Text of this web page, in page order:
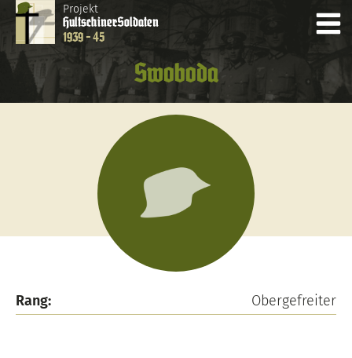
Projekt
HultschinerSoldaten
1939 - 45
Swoboda
Rang: Obergefreiter